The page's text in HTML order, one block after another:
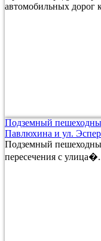
автомобильных дорог
Подземный
Павлюхина и ул.
Подземный
пересечения с